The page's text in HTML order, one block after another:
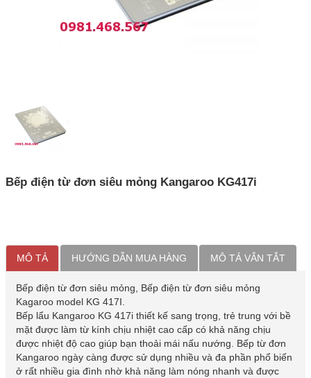
Bếp điện từ đơn siêu mỏng Kangaroo KG417i
MÔ TẢ HƯỚNG DẪN MUA HÀNG MÔ TẢ VẮN TẮT
Bếp điện từ đơn siêu mỏng, Bếp điện từ đơn siêu mỏng
Kagaroo model KG 417I.
Bếp lẩu Kangaroo KG 417i thiết kế sang trọng, trẻ trung với bề
mặt được làm từ kính chịu nhiệt cao cấp có khả năng chịu
được nhiệt độ cao giúp bạn thoải mái nấu nướng. Bếp từ đơn
Kangaroo ngày càng được sử dụng nhiều và đa phần phổ biến
ở rất nhiều gia đình nhờ khả năng làm nóng nhanh và được